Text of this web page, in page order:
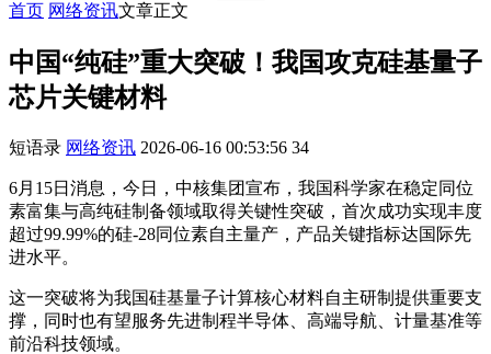
首页 网络资讯文章正文
中国“纯硅”重大突破！我国攻克硅基量子
芯片关键材料
短语录 网络资讯 2026-06-16 00:53:56 34
6月15日消息，今日，中核集团宣布，我国科学家在稳定同位
素富集与高纯硅制备领域取得关键性突破，首次成功实现丰度
超过99.99%的硅-28同位素自主量产，产品关键指标达国际先
进水平。
这一突破将为我国硅基量子计算核心材料自主研制提供重要支
撑，同时也有望服务先进制程半导体、高端导航、计量基准等
前沿科技领域。